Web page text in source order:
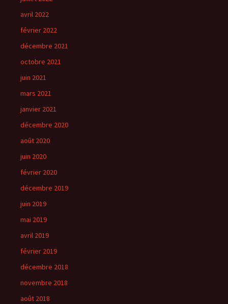
avril 2022
février 2022
décembre 2021
octobre 2021
juin 2021
mars 2021
janvier 2021
décembre 2020
août 2020
juin 2020
février 2020
décembre 2019
juin 2019
mai 2019
avril 2019
février 2019
décembre 2018
novembre 2018
août 2018